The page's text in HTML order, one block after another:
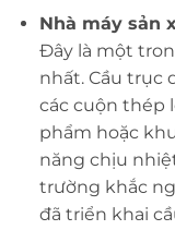
Nhà máy sản
Đây là một
nhất. Cầu trục
các cuộn thép
phẩm hoặc
năng chịu
trường khắc
đã triển khai